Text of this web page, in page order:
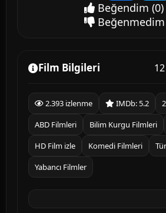
Beğendim (0)
Beğenmedim
Film Bilgileri
2.393 izlenme IMDb: 5.2
ABD Filmleri
Bilim Kurgu Filmleri
HD Film izle
Komedi Filmleri
Yabancı Filmler